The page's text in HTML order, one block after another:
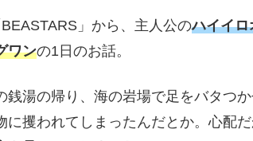
」から、主人公のハイイロ
ワンの1日のお話。
銭湯の帰り、海の岩場で足をバタつ
に攫われてしまったんだとか。心配